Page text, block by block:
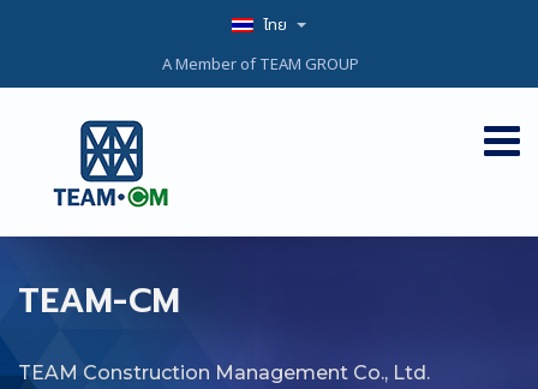
ไทย
A Member of TEAM GROUP
TEAM-CM
TEAM Construction Management Co., Ltd.